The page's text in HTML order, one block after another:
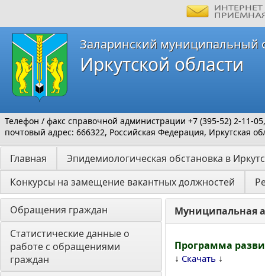
Заларинский муниципальный
Иркутской области
Телефон / факс справочной администрации +7 (395-52) 2-11-05,
почтовый адрес: 666322, Российская Федерация, Иркутская
Главная
Эпидемиологическая обстановка в
Конкурсы на замещение вакантных должностей
Обращения граждан
Статистические данные о
работе с обращениями
граждан
Муниципальная
Программа
↓ Скачать ↓